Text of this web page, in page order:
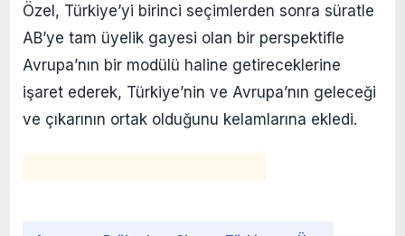
Özel, Türkiye’yi birinci seçimlerden sonra süratle
AB’ye tam üyelik gayesi olan bir perspektifle
Avrupa’nın bir modülü haline getireceklerine
işaret ederek, Türkiye’nin ve Avrupa’nın geleceği
ve çıkarının ortak olduğunu kelamlarına ekledi.